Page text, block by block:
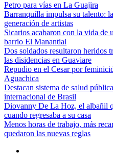
Petro para vías en La Guajira
Barranquilla impulsa su talento:
generación de artistas
Sicarios acabaron con la vida de
barrio El Manantial
Dos soldados resultaron heridos
las disidencias en Guaviare
Repudio en el Cesar por
Aguachica
Destacan sistema de salud
internacional de Brasil
Diovanny De La Hoz, el albañil
cuando regresaba a su casa
Menos horas de trabajo, más
quedaron las nuevas reglas